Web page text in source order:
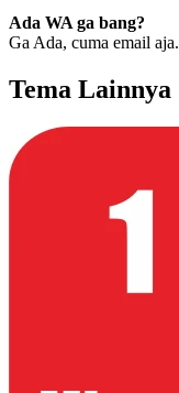
Ada WA ga bang?
Ga Ada, cuma email aja.
Tema Lainnya